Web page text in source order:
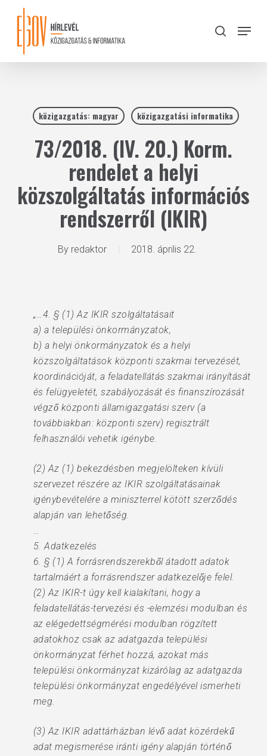
content
search
Menu
közigazgatás: magyar közigazgatási informatika
73/2018. (IV. 20.) Korm.
rendelet a helyi
közszolgáltatás információs
rendszerről (IKIR)
By redaktor 2018. április 22.
„…4. § (1) Az IKIR szolgáltatásait
a) a települési önkormányzatok,
b) a helyi önkormányzatok és a helyi
közszolgáltatások központi szakmai tervezését,
koordinációját, a feladatellátás szakmai irányítását
és felügyeletét, szabályozását és finanszírozását
végző központi államigazgatási szerv (a
továbbiakban: központi szerv) regisztrált
felhasználói vehetik igénybe.
(2) Az (1) bekezdésben megjelölteken kívüli
szervezet részére az IKIR szolgáltatásainak
igénybevételére a miniszterrel kötött szerződés
alapján van lehetőség.
…
5. Adatkezelés
6. § (1) A forrásrendszerekből átadott adatok
tartalmáért a forrásrendszer adatkezelője felel.
(2) Az IKIR-t úgy kell kialakítani, hogy a
feladatellátás-tervezési és -elemzési modulban és
az elégedettségmérési modulban rögzített
adatokhoz csak az adatgazda települési
önkormányzat férhet hozzá, azokat más
települési önkormányzat kizárólag az adatgazda
települési önkormányzat engedélyével ismerheti
meg.
(3) Az IKIR adattárházban lévő adat közérdekű
adat megismerése iránti igény alapján történő
Close